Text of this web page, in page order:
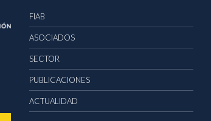
FIAB
ASOCIADOS
SECTOR
PUBLICACIONES
ACTUALIDAD